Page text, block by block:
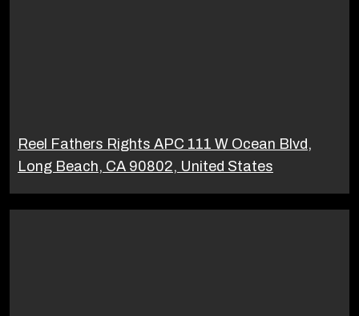
Reel Fathers Rights APC 111 W Ocean Blvd,
Long Beach, CA 90802, United States